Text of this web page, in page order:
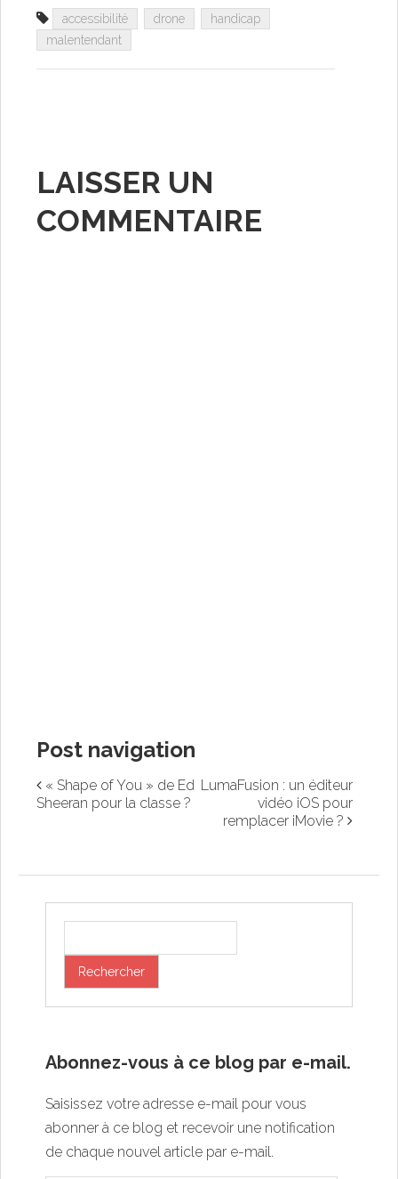
accessibilité drone
handicap
malentendant
LAISSER UN
COMMENTAIRE
Post navigation
« Shape of You » de Ed
Sheeran pour la classe ?
LumaFusion : un éditeur
vidéo iOS pour
remplacer iMovie ?
Abonnez-vous à ce blog par e-mail.
Saisissez votre adresse e-mail pour vous
abonner à ce blog et recevoir une notification
de chaque nouvel article par e-mail.